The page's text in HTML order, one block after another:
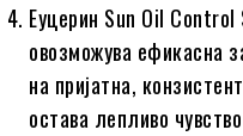
Еуцерин Sun Oil
овозможува ефикасна
на пријатна,
остава лепливо